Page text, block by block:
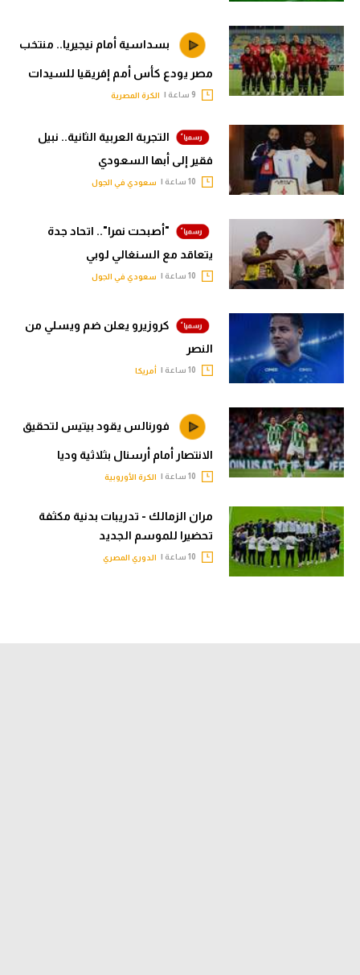
بسداسية أمام نيجيريا.. منتخب
مصر يودع كأس أمم إفريقيا للسيدات
الكرة المصرية
التجربة العربية الثانية.. نبيل
فقير إلى أبها السعودي
سعودي في الجول
"أصبحت نمرا".. اتحاد جدة
يتعاقد مع السنغالي لوبي
سعودي في الجول
كروزيرو يعلن ضم ويسلي من
النصر
أمريكا
فورنالس يقود بيتيس لتحقيق
الانتصار أمام أرسنال بثلاثية وديا
الكرة الأوروبية
مران الزمالك - تدريبات بدنية مكثفة
تحضيرا للموسم الجديد
الدوري المصري